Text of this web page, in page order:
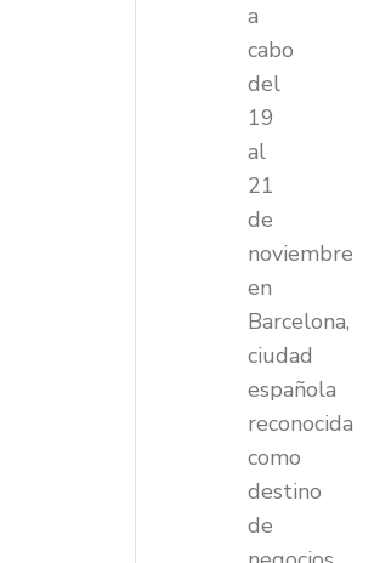
a
cabo
del
19
al
21
de
noviembre
en
Barcelona,
ciudad
española
reconocida
como
destino
de